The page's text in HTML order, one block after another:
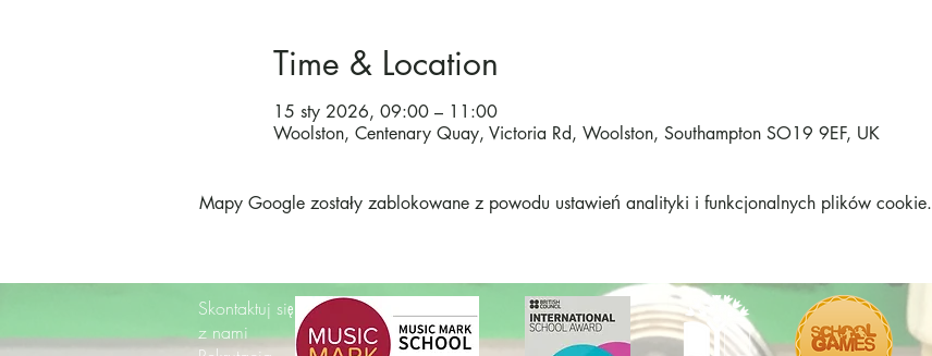
Time & Location
15 sty 2026, 09:00 – 11:00
Woolston, Centenary Quay, Victoria Rd, Woolston, Southampton SO19 9EF, UK
Mapy Google zostały zablokowane z powodu ustawień analityki i funkcjonalnych plików cookie.
Skontaktuj się
z nami